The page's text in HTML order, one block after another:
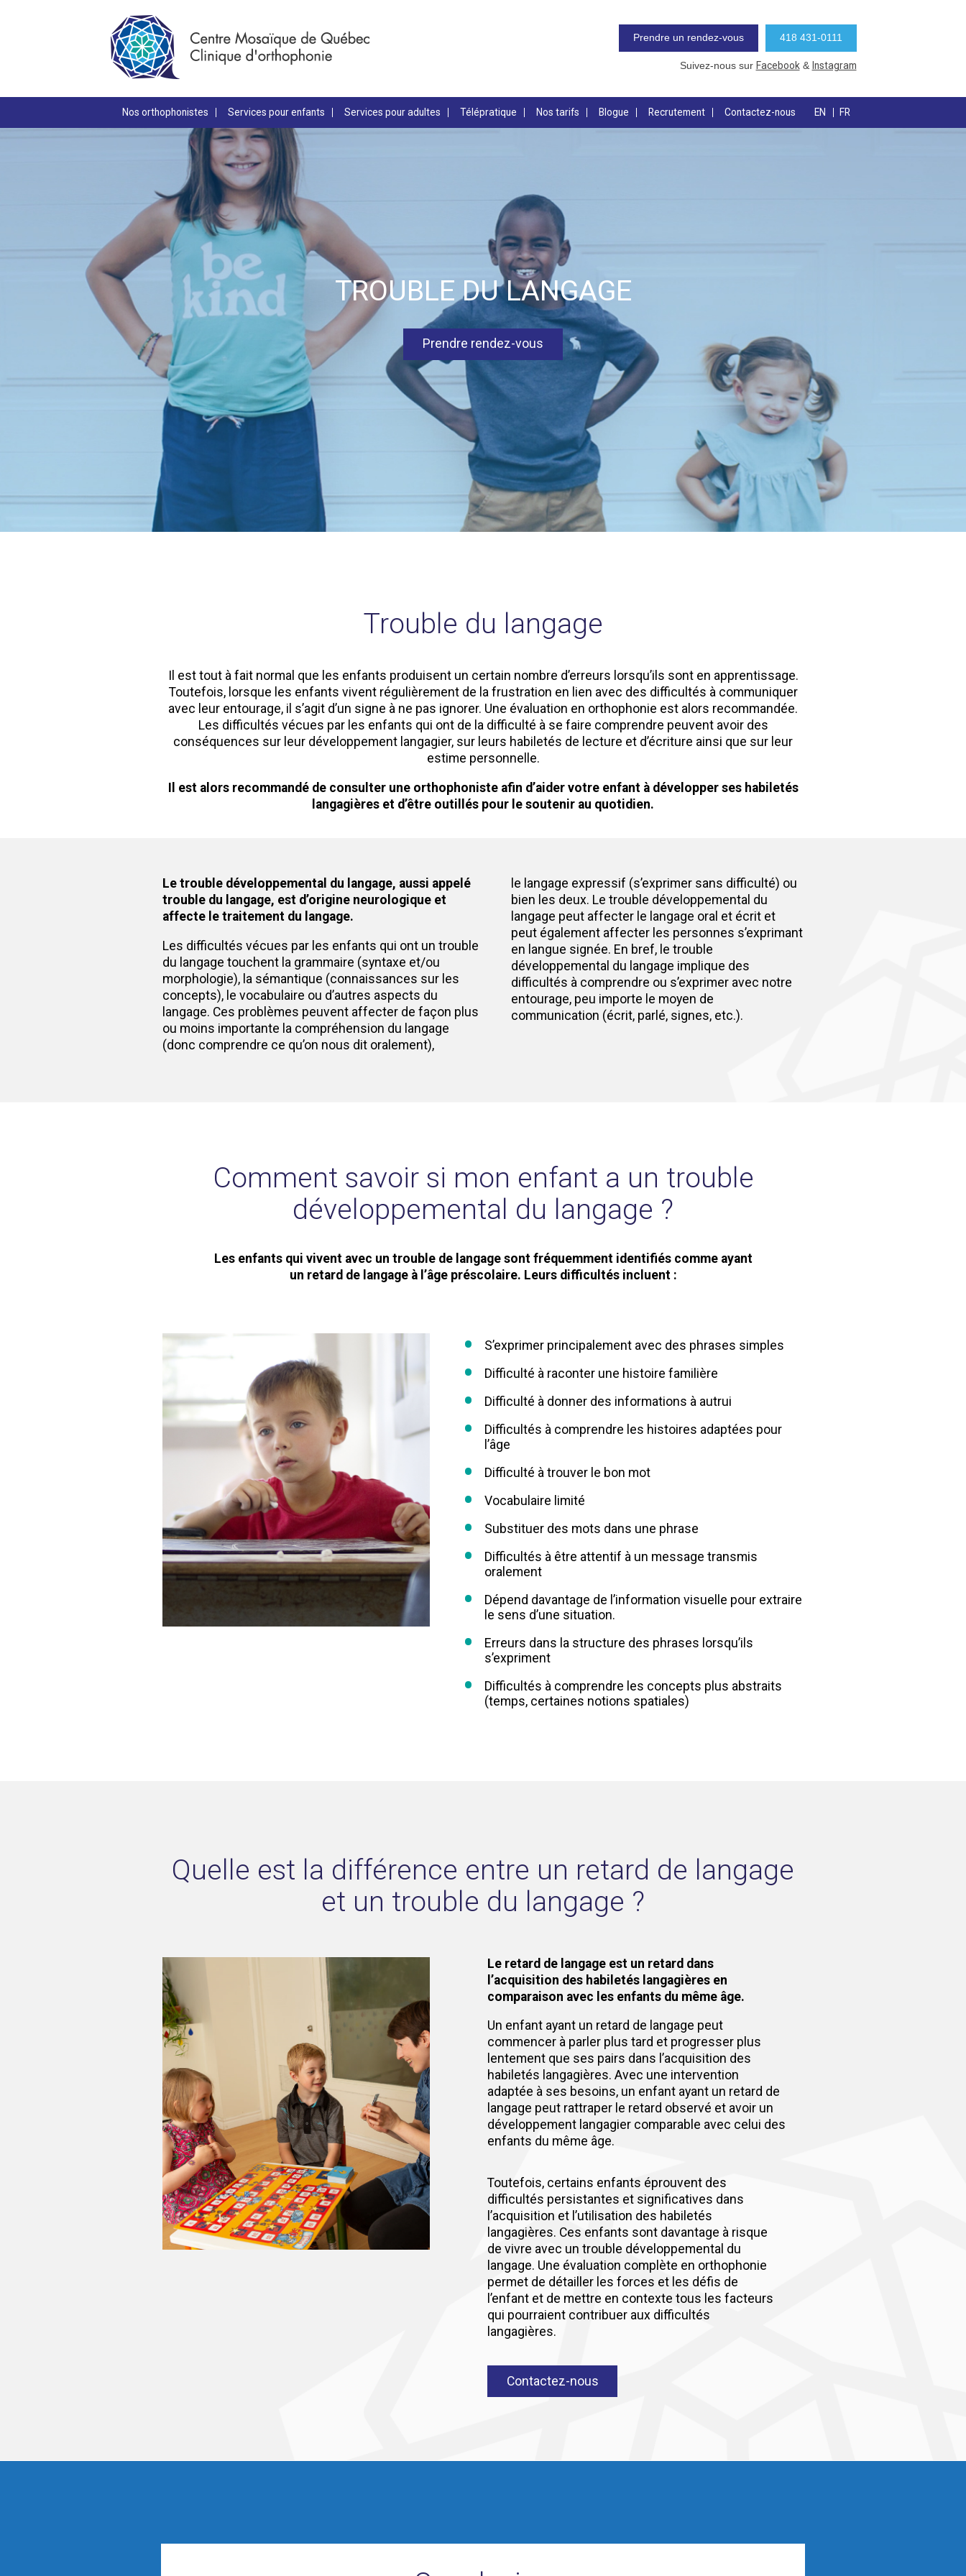
Prendre un rendez-vous 418 431-0111
Suivez-nous sur Facebook& Instagram
Nos orthophonistes Services pour enfants Services pour adultes Télépratique Nos tarifs Blogue Recrutement Contactez-nous EN FR
TROUBLE DU LANGAGE
Prendre rendez-vous
Trouble du langage
Il est tout à fait normal que les enfants produisent un certain nombre d’erreurs lorsqu’ils sont en apprentissage.
Toutefois, lorsque les enfants vivent régulièrement de la frustration en lien avec des difficultés à communiquer
avec leur entourage, il s’agit d’un signe à ne pas ignorer. Une évaluation en orthophonie est alors recommandée.
Les difficultés vécues par les enfants qui ont de la difficulté à se faire comprendre peuvent avoir des
conséquences sur leur développement langagier, sur leurs habiletés de lecture et d’écriture ainsi que sur leur
estime personnelle.
Il est alors recommandé de consulter une orthophoniste afin d’aider votre enfant à développer ses habiletés
langagières et d’être outillés pour le soutenir au quotidien.
Le trouble développemental du langage, aussi appelé
trouble du langage, est d’origine neurologique et
affecte le traitement du langage.
Les difficultés vécues par les enfants qui ont un trouble
du langage touchent la grammaire (syntaxe et/ou
morphologie), la sémantique (connaissances sur les
concepts), le vocabulaire ou d’autres aspects du
langage. Ces problèmes peuvent affecter de façon plus
ou moins importante la compréhension du langage
(donc comprendre ce qu’on nous dit oralement),
le langage expressif (s’exprimer sans difficulté) ou
bien les deux. Le trouble développemental du
langage peut affecter le langage oral et écrit et
peut également affecter les personnes s’exprimant
en langue signée. En bref, le trouble
développemental du langage implique des
difficultés à comprendre ou s’exprimer avec notre
entourage, peu importe le moyen de
communication (écrit, parlé, signes, etc.).
Comment savoir si mon enfant a un trouble
développemental du langage ?
Les enfants qui vivent avec un trouble de langage sont fréquemment identifiés comme ayant
un retard de langage à l’âge préscolaire. Leurs difficultés incluent :
S’exprimer principalement avec des phrases simples
Difficulté à raconter une histoire familière
Difficulté à donner des informations à autrui
Difficultés à comprendre les histoires adaptées pour
l’âge
Difficulté à trouver le bon mot
Vocabulaire limité
Substituer des mots dans une phrase
Difficultés à être attentif à un message transmis
oralement
Dépend davantage de l’information visuelle pour extraire
le sens d’une situation.
Erreurs dans la structure des phrases lorsqu’ils
s’expriment
Difficultés à comprendre les concepts plus abstraits
(temps, certaines notions spatiales)
Quelle est la différence entre un retard de langage
et un trouble du langage ?
Le retard de langage est un retard dans
l’acquisition des habiletés langagières en
comparaison avec les enfants du même âge.
Un enfant ayant un retard de langage peut
commencer à parler plus tard et progresser plus
lentement que ses pairs dans l’acquisition des
habiletés langagières. Avec une intervention
adaptée à ses besoins, un enfant ayant un retard de
langage peut rattraper le retard observé et avoir un
développement langagier comparable avec celui des
enfants du même âge.
Toutefois, certains enfants éprouvent des
difficultés persistantes et significatives dans
l’acquisition et l’utilisation des habiletés
langagières. Ces enfants sont davantage à risque
de vivre avec un trouble développemental du
langage. Une évaluation complète en orthophonie
permet de détailler les forces et les défis de
l’enfant et de mettre en contexte tous les facteurs
qui pourraient contribuer aux difficultés
langagières.
Contactez-nous